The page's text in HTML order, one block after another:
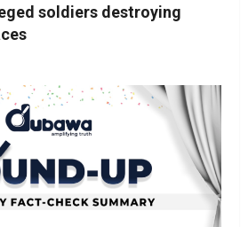
soldiers destroying